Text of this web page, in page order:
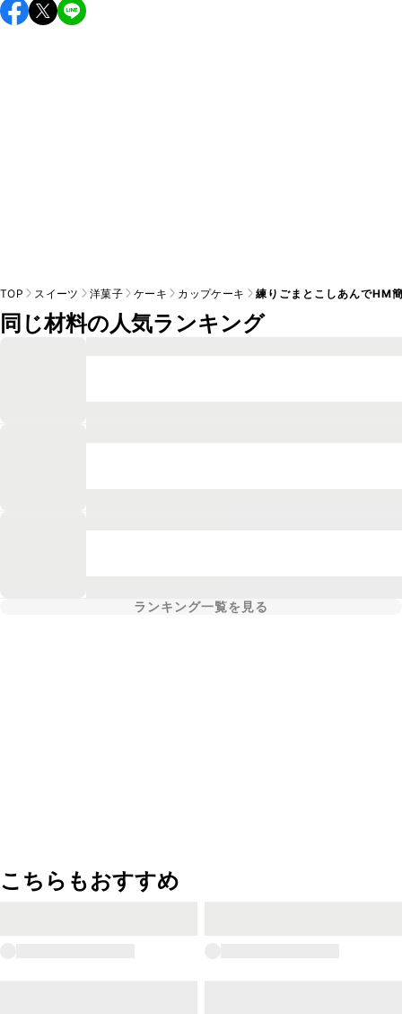
TOP スイーツ 洋菓子 ケーキ カップケーキ 練りごまとこしあんでHM
同じ材料の人気ランキング
ランキング一覧を見る
こちらもおすすめ